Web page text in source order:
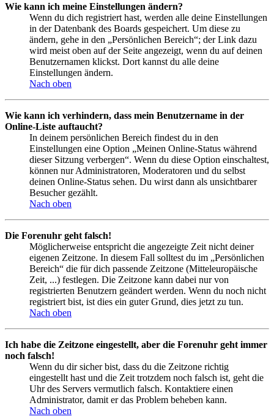
Wie kann ich meine Einstellungen ändern?
Wenn du dich registriert hast, werden alle deine Einstellungen
in der Datenbank des Boards gespeichert. Um diese zu
ändern, gehe in den „Persönlichen Bereich“; der Link dazu
wird meist oben auf der Seite angezeigt, wenn du auf deinen
Benutzernamen klickst. Dort kannst du alle deine
Einstellungen ändern.
Nach oben
Wie kann ich verhindern, dass mein Benutzername in der
Online-Liste auftaucht?
In deinem persönlichen Bereich findest du in den
Einstellungen eine Option „Meinen Online-Status während
dieser Sitzung verbergen“. Wenn du diese Option einschaltest,
können nur Administratoren, Moderatoren und du selbst
deinen Online-Status sehen. Du wirst dann als unsichtbarer
Besucher gezählt.
Nach oben
Die Forenuhr geht falsch!
Möglicherweise entspricht die angezeigte Zeit nicht deiner
eigenen Zeitzone. In diesem Fall solltest du im „Persönlichen
Bereich“ die für dich passende Zeitzone (Mitteleuropäische
Zeit, ...) festlegen. Die Zeitzone kann dabei nur von
registrierten Benutzern geändert werden. Wenn du noch nicht
registriert bist, ist dies ein guter Grund, dies jetzt zu tun.
Nach oben
Ich habe die Zeitzone eingestellt, aber die Forenuhr geht immer
noch falsch!
Wenn du dir sicher bist, dass du die Zeitzone richtig
eingestellt hast und die Zeit trotzdem noch falsch ist, geht die
Uhr des Servers vermutlich falsch. Kontaktiere einen
Administrator, damit er das Problem beheben kann.
Nach oben